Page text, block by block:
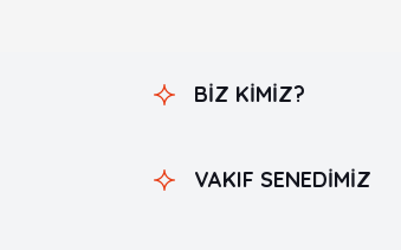
BİZ KİMİZ?
VAKIF SENEDİMİZ